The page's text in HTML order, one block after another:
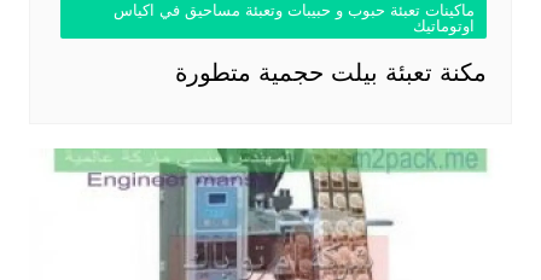
ماكينات تعبئة حبوب و حبيبات وتعبئة مساحيق في اكياس
اوتوماتيك
مكنة تعبئة بيلت حجمية متطورة